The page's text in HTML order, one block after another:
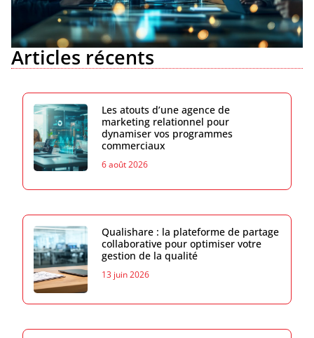
Articles récents
Les atouts d’une agence de
marketing relationnel pour
dynamiser vos programmes
commerciaux
6 août 2026
Qualishare : la plateforme de partage
collaborative pour optimiser votre
gestion de la qualité
13 juin 2026